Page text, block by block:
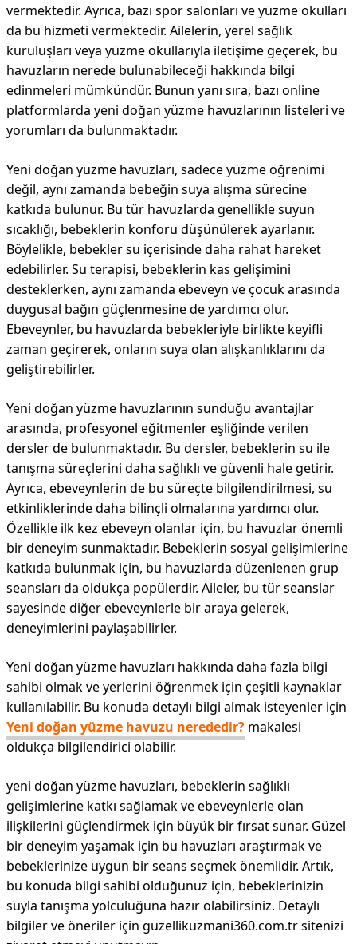
vermektedir. Ayrıca, bazı spor salonları ve yüzme okulları
da bu hizmeti vermektedir. Ailelerin, yerel sağlık
kuruluşları veya yüzme okullarıyla iletişime geçerek, bu
havuzların nerede bulunabileceği hakkında bilgi
edinmeleri mümkündür. Bunun yanı sıra, bazı online
platformlarda yeni doğan yüzme havuzlarının listeleri ve
yorumları da bulunmaktadır.
Yeni doğan yüzme havuzları, sadece yüzme öğrenimi
değil, aynı zamanda bebeğin suya alışma sürecine
katkıda bulunur. Bu tür havuzlarda genellikle suyun
sıcaklığı, bebeklerin konforu düşünülerek ayarlanır.
Böylelikle, bebekler su içerisinde daha rahat hareket
edebilirler. Su terapisi, bebeklerin kas gelişimini
desteklerken, aynı zamanda ebeveyn ve çocuk arasında
duygusal bağın güçlenmesine de yardımcı olur.
Ebeveynler, bu havuzlarda bebekleriyle birlikte keyifli
zaman geçirerek, onların suya olan alışkanlıklarını da
geliştirebilirler.
Yeni doğan yüzme havuzlarının sunduğu avantajlar
arasında, profesyonel eğitmenler eşliğinde verilen
dersler de bulunmaktadır. Bu dersler, bebeklerin su ile
tanışma süreçlerini daha sağlıklı ve güvenli hale getirir.
Ayrıca, ebeveynlerin de bu süreçte bilgilendirilmesi, su
etkinliklerinde daha bilinçli olmalarına yardımcı olur.
Özellikle ilk kez ebeveyn olanlar için, bu havuzlar önemli
bir deneyim sunmaktadır. Bebeklerin sosyal gelişimlerine
katkıda bulunmak için, bu havuzlarda düzenlenen grup
seansları da oldukça popülerdir. Aileler, bu tür seanslar
sayesinde diğer ebeveynlerle bir araya gelerek,
deneyimlerini paylaşabilirler.
Yeni doğan yüzme havuzları hakkında daha fazla bilgi
sahibi olmak ve yerlerini öğrenmek için çeşitli kaynaklar
kullanılabilir. Bu konuda detaylı bilgi almak isteyenler için
Yeni doğan yüzme havuzu nerededir? makalesi
oldukça bilgilendirici olabilir.
yeni doğan yüzme havuzları, bebeklerin sağlıklı
gelişimlerine katkı sağlamak ve ebeveynlerle olan
ilişkilerini güçlendirmek için büyük bir fırsat sunar. Güzel
bir deneyim yaşamak için bu havuzları araştırmak ve
bebeklerinize uygun bir seans seçmek önemlidir. Artık,
bu konuda bilgi sahibi olduğunuz için, bebeklerinizin
suyla tanışma yolculuğuna hazır olabilirsiniz. Detaylı
bilgiler ve öneriler için guzellikuzmani360.com.tr sitenizi